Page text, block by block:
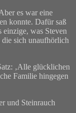
es war eine
konnte. Dafür saß
einzige, was Steven
sich unaufhörlich
‚Alle glücklichen
Familie hingegen
und Steinrauch